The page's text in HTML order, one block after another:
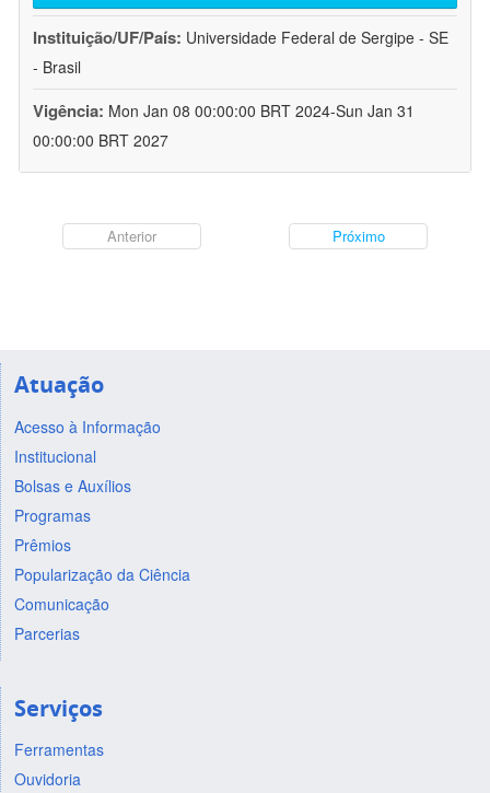
Instituição/UF/País: Universidade Federal de Sergipe - SE
- Brasil
Vigência: Mon Jan 08 00:00:00 BRT 2024-Sun Jan 31
00:00:00 BRT 2027
Anterior Próximo
Atuação
Acesso à Informação
Institucional
Bolsas e Auxílios
Programas
Prêmios
Popularização da Ciência
Comunicação
Parcerias
Serviços
Ferramentas
Ouvidoria